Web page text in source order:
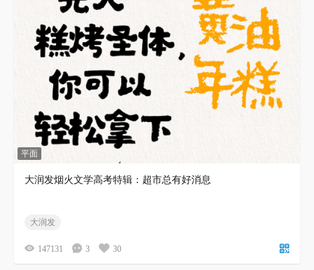
平面
大润发烟火文学高考特辑：超市总有好消息
大润发
147131 3 30